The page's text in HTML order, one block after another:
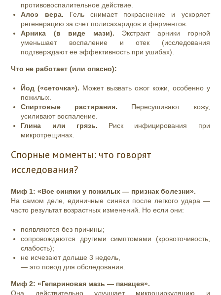
противовоспалительное действие.
Алоэ вера. Гель снимает покраснение и ускоряет
регенерацию за счет полисахаридов и ферментов.
Арника (в виде мази). Экстракт арники горной
уменьшает воспаление и отек (исследования
подтверждают ее эффективность при ушибах).
Что не работает (или опасно):
Йод («сеточка»). Может вызвать ожог кожи, особенно у
пожилых.
Спиртовые растирания. Пересушивают кожу,
усиливают воспаление.
Глина или грязь. Риск инфицирования при
микротрещинах.
Спорные моменты: что говорят
исследования?
Миф 1: «Все синяки у пожилых — признак болезни».
На самом деле, единичные синяки после легкого удара —
часто результат возрастных изменений. Но если они:
появляются без причины;
сопровождаются другими симптомами (кровоточивость,
слабость);
не исчезают дольше 3 недель,
— это повод для обследования.
Миф 2: «Гепариновая мазь — панацея».
Она действительно улучшает микроциркуляцию и